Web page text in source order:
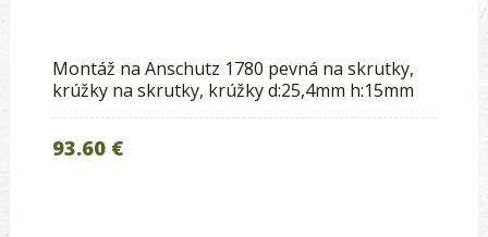
Montáž na Anschutz 1780 pevná na skrutky,
krúžky na skrutky, krúžky d:25,4mm h:15mm
93.60 €